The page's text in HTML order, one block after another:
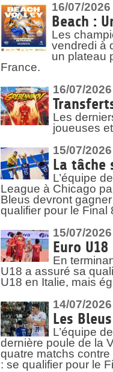
16/07/2026
Beach :
Les
vendredi à
un plateau
France.
16/07/2026
Les
joueuses
15/07/2026
La tâche
L’équipe
League à Chicago
Bleus devront
qualifier pour le Final
15/07/2026
Euro
En
U18 a assuré sa
U18 en Italie, mais
14/07/2026
Les
L’équipe
dernière poule de la
quatre matchs
: se qualifier pour le